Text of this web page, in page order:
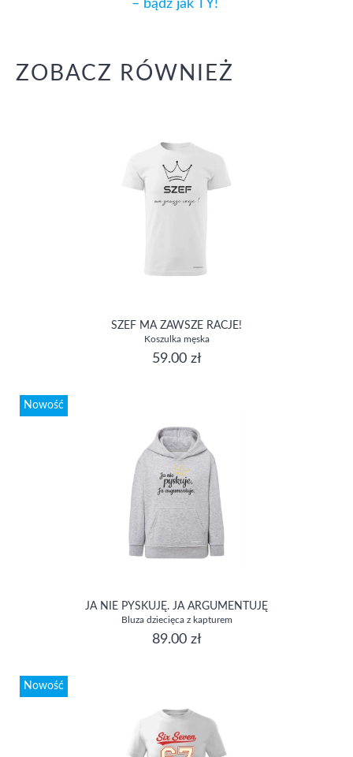
– bądź jak TY!
ZOBACZ RÓWNIEŻ
SZEF MA ZAWSZE RACJE!
Koszulka męska
59.00 zł
Nowość
JA NIE PYSKUJĘ. JA ARGUMENTUJĘ
Bluza dziecięca z kapturem
89.00 zł
Nowość